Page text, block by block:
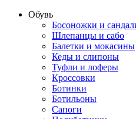
Обувь
Босоножки и
Шлепанцы и сабо
Балетки и мокасины
Кеды и слипоны
Туфли и лоферы
Кроссовки
Ботинки
Ботильоны
Сапоги